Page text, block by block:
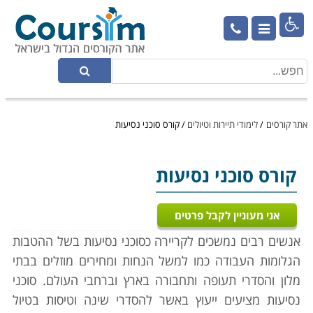

אתר קורסים /לימודי תיירות וטיולים /קורס סוכני נסיעות
קורס סוכני נסיעות
אני מעוניין לקבל פרטים
אנשים רבים נמשכים לקריירה כסוכני נסיעות בשל ההטבות
הגלומות העבודה כמו למשל הנחות ומחירים מוזלים בבתי
מלון והסדרי תעופה ותחבורה בארץ וברחבי העולם. סוכני
נסיעות מציעים ייעוץ באשר להסדרי שינה וטיסות בטיול